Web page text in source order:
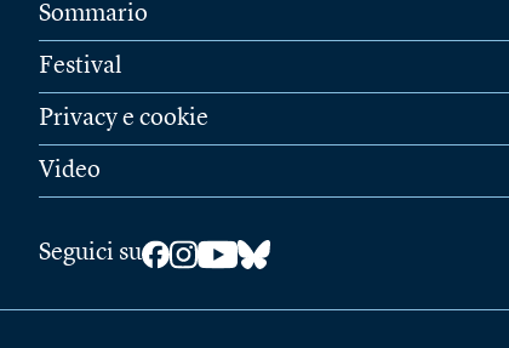
Sommario
Festival
Privacy e cookie
Video
Seguici su